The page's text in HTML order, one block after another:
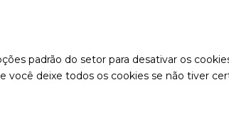
padrão do setor para desativar os
você deixe todos os cookies se não tiver